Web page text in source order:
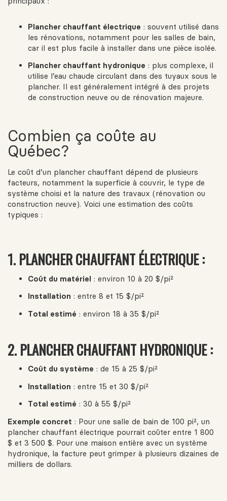
Plancher chauffant électrique : souvent utilisé dans
les rénovations, notamment pour les salles de bain,
car il est plus facile à installer dans une pièce isolée.
Plancher chauffant hydronique : plus complexe, il
utilise l’eau chaude circulant dans des tuyaux sous le
plancher. Il est généralement intégré à des projets
de construction neuve ou de rénovation majeure.
Combien ça coûte au
Québec?
Le coût d’un plancher chauffant dépend de plusieurs
facteurs, notamment la superficie à couvrir, le type de
système choisi et la nature des travaux (rénovation ou
construction neuve). Voici une estimation des coûts
typiques :
1. PLANCHER CHAUFFANT ÉLECTRIQUE :
Coût du matériel : environ 10 à 20 $/pi²
Installation : entre 8 et 15 $/pi²
Total estimé : environ 18 à 35 $/pi²
2. PLANCHER CHAUFFANT HYDRONIQUE :
Coût du système : de 15 à 25 $/pi²
Installation : entre 15 et 30 $/pi²
Total estimé : 30 à 55 $/pi²
Exemple concret : Pour une salle de bain de 100 pi², un
plancher chauffant électrique pourrait coûter entre 1 800
$ et 3 500 $. Pour une maison entière avec un système
hydronique, la facture peut grimper à plusieurs dizaines de
milliers de dollars.